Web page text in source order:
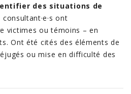
des situations de
ont
victimes ou témoins – en
Ont été cités des éléments de
ou mise en difficulté des